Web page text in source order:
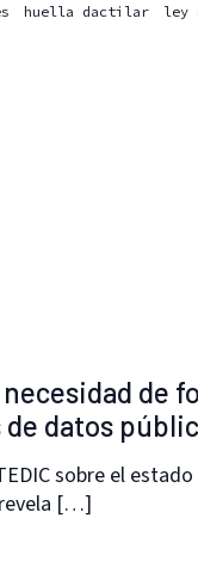
huella dactilar ley
de
de datos
sobre el
[…]